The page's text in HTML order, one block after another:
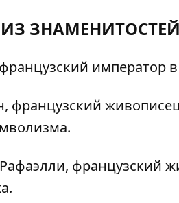
император
французский